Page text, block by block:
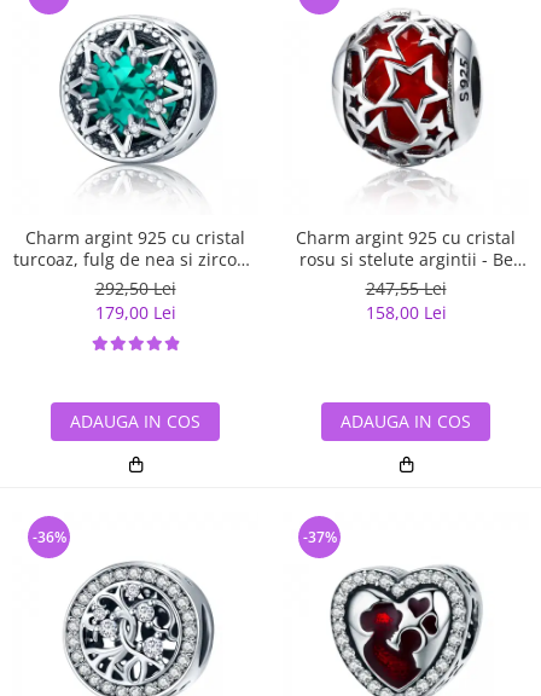
Charm argint 925 cu cristal
turcoaz, fulg de nea si zirconii
albe - Be Nature PST0110
292,50 Lei
179,00 Lei
ADAUGA IN COS
Charm argint 925 cu cristal
rosu si stelute argintii - Be
Nature PST0115
247,55 Lei
158,00 Lei
ADAUGA IN COS
-36% -37%